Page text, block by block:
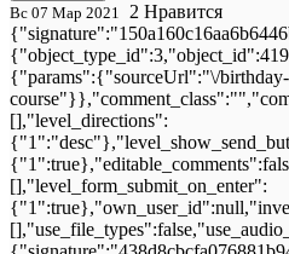
Вс 07 Мар 2021 2 Нравится
{"params":{"sourceUrl":"\/birthday-
[],"level_directions":
[],"level_form_submit_on_enter":